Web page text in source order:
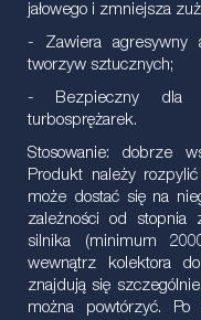
jałowego i zmniejsza
- Zawiera agresywny
tworzyw sztucznych;
- Bezpieczny dla
turbosprężarek.
Stosowanie: dobrze
Produkt należy
może dostać się na
zależności od stopnia
silnika (minimum
wewnątrz kolektora
znajdują się
można powtórzyć. Po